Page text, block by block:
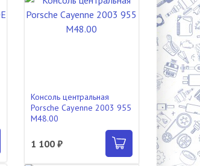
Консоль центральная
Porsche Cayenne 2003 955
M48.00
1 100 ₽